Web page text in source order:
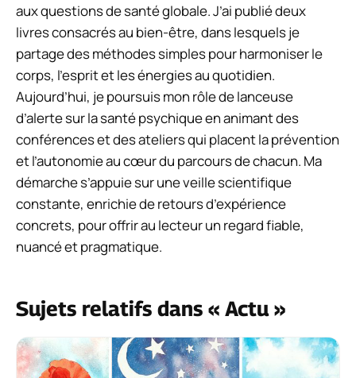
aux questions de santé globale. J’ai publié deux
livres consacrés au bien-être, dans lesquels je
partage des méthodes simples pour harmoniser le
corps, l’esprit et les énergies au quotidien.
Aujourd’hui, je poursuis mon rôle de lanceuse
d’alerte sur la santé psychique en animant des
conférences et des ateliers qui placent la prévention
et l’autonomie au cœur du parcours de chacun. Ma
démarche s’appuie sur une veille scientifique
constante, enrichie de retours d’expérience
concrets, pour offrir au lecteur un regard fiable,
nuancé et pragmatique.
Sujets relatifs dans « Actu »